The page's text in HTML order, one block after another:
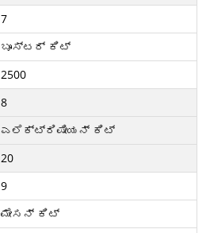
7
ಬೂಸ್ಟರ್ ಕಿಟ್
2500
8
ಎಲೆಕ್ಟ್ರಿಷೀಯನ್ ಕಿಟ್
20
9
ಮೇಸನ್ ಕಿಟ್